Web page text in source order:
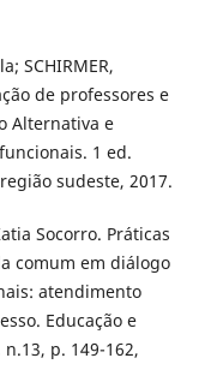
SCHIRMER,
de professores e
Alternativa e
1 ed.
sudeste, 2017.
Socorro. Práticas
comum em diálogo
atendimento
Educação e
p. 149-162,